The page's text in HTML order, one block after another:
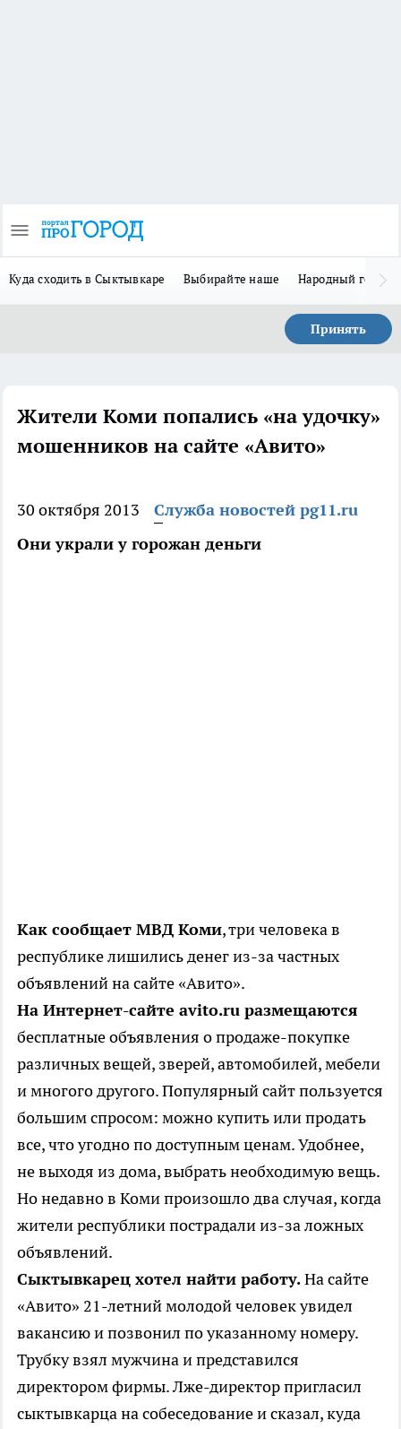
Куда сходить в Сыктывкаре Выбирайте наше Народный герой-
Принять
Жители Коми попались «на удочку»
мошенников на сайте «Авито»
30 октября 2013
Служба новостей pg11.ru
Они украли у горожан деньги
Как сообщает МВД Коми, три человека в
республике лишились денег из-за частных
объявлений на сайте «Авито».
На Интернет-сайте avito.ru размещаются
бесплатные объявления о продаже-покупке
различных вещей, зверей, автомобилей, мебели
и многого другого. Популярный сайт пользуется
большим спросом: можно купить или продать
все, что угодно по доступным ценам. Удобнее,
не выходя из дома, выбрать необходимую вещь.
Но недавно в Коми произошло два случая, когда
жители республики пострадали из-за ложных
объявлений.
Сыктывкарец хотел найти работу.На сайте
«Авито» 21-летний молодой человек увидел
вакансию и позвонил по указанному номеру.
Трубку взял мужчина и представился
директором фирмы. Лже-директор пригласил
сыктывкарца на собеседование и сказал, куда